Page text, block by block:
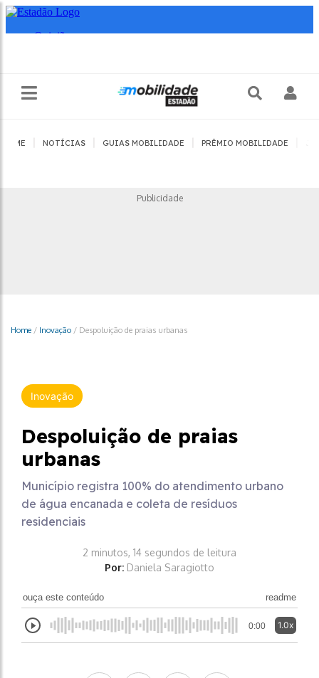
HOME NOTÍCIAS GUIAS MOBILIDADE PRÊMIO MOBILIDADE
Publicidade
Home / Inovação / Despoluição de praias urbanas
Inovação
Despoluição de praias
urbanas
Município registra 100% do atendimento urbano
de água encanada e coleta de resíduos
residenciais
2 minutos, 14 segundos de leitura
Por: Daniela Saragiotto
ouça este conteúdo readme
0:00 1.0x